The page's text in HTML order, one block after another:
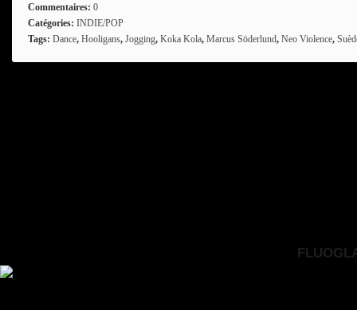
Commentaires: 0
Catégories: INDIE/POP
Tags: Dance, Hooligans, Jogging, Koka Kola, Marcus Söderlund, Neo Violence,